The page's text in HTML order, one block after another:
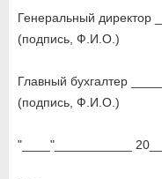
Генеральный директор
(подпись, Ф.И.О.)
Главный бухгалтер
(подпись, Ф.И.О.)
"____"___________ 20__